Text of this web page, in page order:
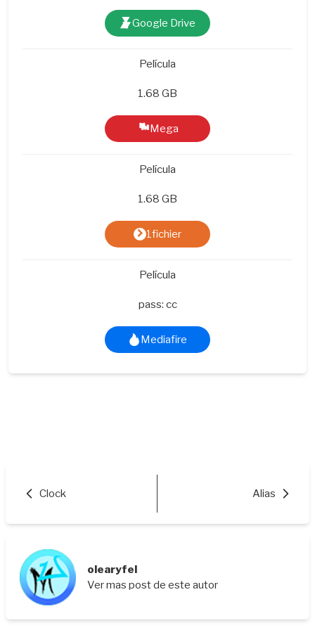
Google Drive
Película
1.68 GB
Mega
Película
1.68 GB
1fichier
Película
pass: cc
Mediafire
Clock Alias
olearyfel
Ver mas post de este autor